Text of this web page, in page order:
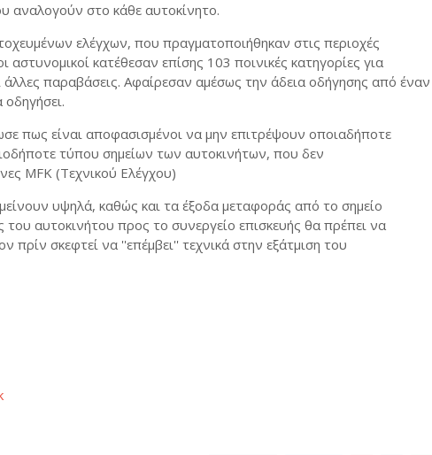
αναλογούν στο κάθε αυτοκίνητο.
ελέγχων, που πραγματοποιήθηκαν στις περιοχές
κατέθεσαν επίσης 103 ποινικές κατηγορίες για
άλλες παραβάσεις. Αφαίρεσαν αμέσως την άδεια οδήγησης από έναν
πως είναι αποφασισμένοι να μην επιτρέψουν οποιαδήποτε
τύπου σημείων των αυτοκινήτων, που δεν
MFK (Τεχνικού Ελέγχου)
υψηλά, καθώς και τα έξοδα μεταφοράς από το σημείο
του αυτοκινήτου προς το συνεργείο επισκευής θα πρέπει να
πρίν σκεφτεί να ''επέμβει'' τεχνικά στην εξάτμιση του